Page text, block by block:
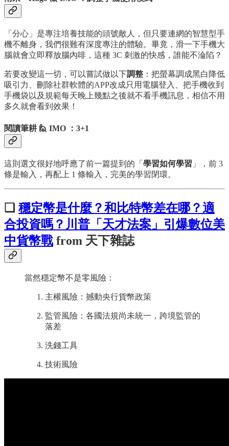
「分心」是專注培養技能的頭號敵人，但只要連網的智慧型手
機不離身，我們很難有深度專注的體驗。畢竟，滑一下手機大
腦就會立即釋放腦內啡，這種 3C 刺激的快感，誰能不淪陷？
若要改變這一切，可以嘗試做以下調整 ：把螢幕調成黑白降低
吸引力、刪除社群軟體的APP改成只用電腦登入、把手機收到
手機袋以及規範每天晚上幾點之後就不看手機訊息，相信不用
多久就會看到效果！
閱讀筆耕 🙋 IMO ：3+1
這則選文很好地呼應了前一篇提到的「 學習如何學習 」，前 3
條是輸入，再配上 1 條輸入，完美的學習閉環。
❏ 穩定幣是什麼？和比特幣差在哪？適
合投資嗎？川普「天才法案」引爆數位美
中貨幣戰from 天下雜誌
當然穩定幣不是零風險：
主權風險：撼動央行貨幣政策
監管風險：各國法規尚未統一，跨境監管的
落差
洗錢工具
技術風險